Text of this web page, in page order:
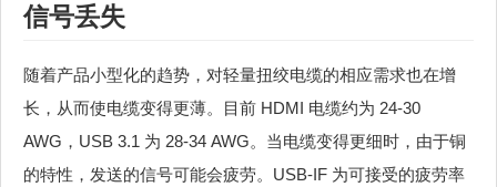
信号丢失
随着产品小型化的趋势，对轻量扭绞电缆的相应需求也在增
长，从而使电缆变得更薄。目前 HDMI 电缆约为 24-30
AWG，USB 3.1 为 28-34 AWG。当电缆变得更细时，由于铜
的特性，发送的信号可能会疲劳。USB-IF 为可接受的疲劳率